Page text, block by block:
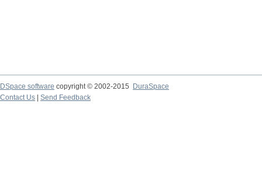
DSpace software copyright © 2002-2015
DuraSpace
Contact Us
Send Feedback